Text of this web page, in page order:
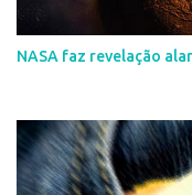
NASA faz revelação